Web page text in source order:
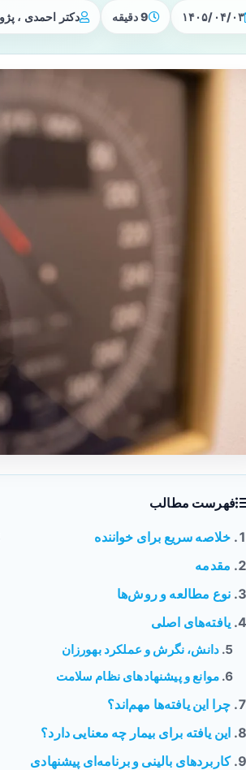
۱۴۰۵/۰۴/۰۳ 9 دقیقه دکتر احمدی ،
فهرست مطالب
خلاصه سریع برای خواننده
مقدمه
نوع مطالعه و روش‌ها
یافته‌های اصلی
دانش، نگرش و عملکرد بهورزان
موانع و پیشنهادهای نظام سلامت
چرا این یافته‌ها مهم‌اند؟
این یافته برای بیمار چه معنایی دارد؟
کاربردهای بالینی و برنامه‌ای پیشنهادی